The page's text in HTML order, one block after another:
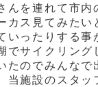
んを連れて市内
カス見てみたい
いったりする事
でサイクリング
たのでみんなで
当施設のスタッ